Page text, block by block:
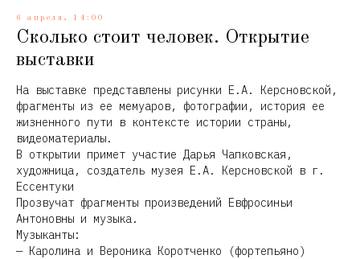
6 апреля, 14:00
Сколько стоит человек. Открытие
выставки
На выставке представлены рисунки Е.А. Керсновской,
фрагменты из ее мемуаров, фотографии, история ее
жизненного пути в контексте истории страны,
видеоматериалы.
В открытии примет участие Дарья Чапковская,
художница, создатель музея Е.А. Керсновской в г.
Ессентуки
Прозвучат фрагменты произведений Евфросиньи
Антоновны и музыка.
Музыканты:
— Каролина и Вероника Коротченко (фортепьяно)